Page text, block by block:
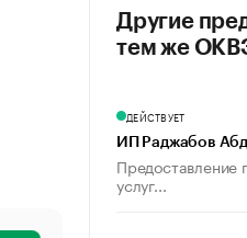
Другие
тем же
ДЕЙСТВУЕТ
ИП Раджабов
Предоставление
услуг...